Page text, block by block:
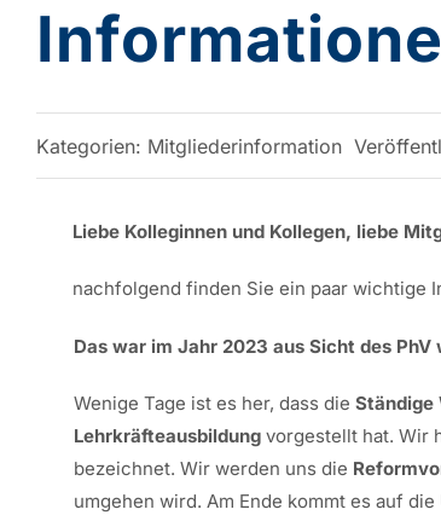
Kategorien: Mitgliederinformation
Liebe Kolleginnen und Kollegen, liebe
nachfolgend finden Sie ein paar wichtige
Das war im Jahr 2023 aus Sicht des PhV
Wenige Tage ist es her, dass die Ständige
Lehrkräfteausbildungvorgestellt hat. Wir
bezeichnet. Wir werden uns die
umgehen wird. Am Ende kommt es auf